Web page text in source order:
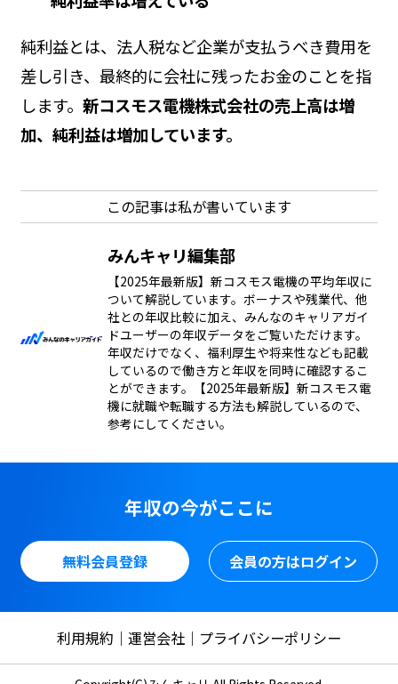
純利益とは、法人税など企業が支払うべき費用を
差し引き、最終的に会社に残ったお金のことを指
します。 新コスモス電機株式会社の売上高は増
加、純利益は増加しています。
この記事は私が書いています
みんキャリ編集部
【2025年最新版】新コスモス電機の平均年収に
ついて解説しています。ボーナスや残業代、他
社との年収比較に加え、みんなのキャリアガイ
ドユーザーの年収データをご覧いただけます。
年収だけでなく、福利厚生や将来性なども記載
しているので働き方と年収を同時に確認するこ
とができます。【2025年最新版】新コスモス電
機に就職や転職する方法も解説しているので、
参考にしてください。
年収の今がここに
無料会員登録 会員の方はログイン
利用規約 運営会社 プライバシーポリシー